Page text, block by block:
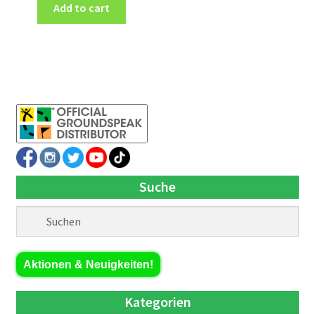
Add to cart
Suche
Aktionen & Neuigkeiten!
Kategorien